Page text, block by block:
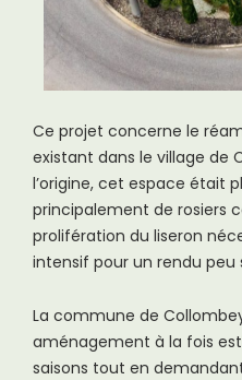
Ce projet concerne le
existant dans le village de
l’origine, cet espace était
principalement de rosiers
prolifération du liseron
intensif pour un rendu peu
La commune de
aménagement à la fois
saisons tout en